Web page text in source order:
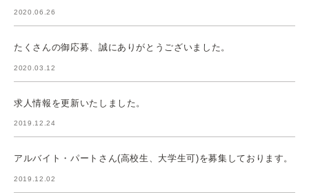
2020.06.26
たくさんの御応募、誠にありがとうございました。
2020.03.12
求人情報を更新いたしました。
2019.12.24
アルバイト・パートさん(高校生、大学生可)を募集しております。
2019.12.02